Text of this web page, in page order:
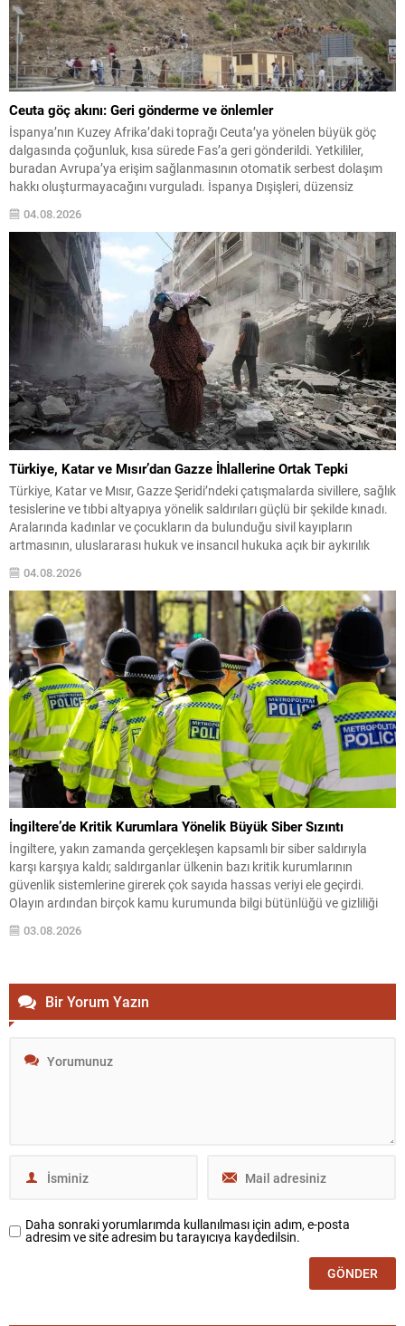
Ceuta göç akını: Geri gönderme ve önlemler
İspanya’nın Kuzey Afrika’daki toprağı Ceuta’ya yönelen büyük göç
dalgasında çoğunluk, kısa sürede Fas’a geri gönderildi. Yetkililer,
buradan Avrupa’ya erişim sağlanmasının otomatik serbest dolaşım
hakkı oluşturmayacağını vurguladı. İspanya Dışişleri, düzensiz
doğurmadığını belirtti. Ayrıca deniz yoluyla gelenlerin muamelesine
ilişkin Yüksek Mahkeme kararıyla uygulama...
04.08.2026
Türkiye, Katar ve Mısır’dan Gazze İhlallerine Ortak Tepki
Türkiye, Katar ve Mısır, Gazze Şeridi’ndeki çatışmalarda sivillere, sağlık
tesislerine ve tıbbi altyapıya yönelik saldırıları güçlü bir şekilde kınadı.
Aralarında kadınlar ve çocukların da bulunduğu sivil kayıpların
artmasının, uluslararası hukuk ve insancıl hukuka açık bir aykırılık
grupların yol haritasındaki silah sınırlaması...
04.08.2026
İngiltere’de Kritik Kurumlara Yönelik Büyük Siber Sızıntı
İngiltere, yakın zamanda gerçekleşen kapsamlı bir siber saldırıyla
karşı karşıya kaldı; saldırganlar ülkenin bazı kritik kurumlarının
güvenlik sistemlerine girerek çok sayıda hassas veriyi ele geçirdi.
Olayın ardından birçok kamu kurumunda bilgi bütünlüğü ve gizliliği
konusunda büyük endişe oluştu. Saldırının etkileri arasında on
binlerce polise ait kişisel ve mesleki bilgiler ile...
03.08.2026
Bir Yorum Yazın
Daha sonraki yorumlarımda kullanılması için adım, e-posta
adresim ve site adresim bu tarayıcıya kaydedilsin.